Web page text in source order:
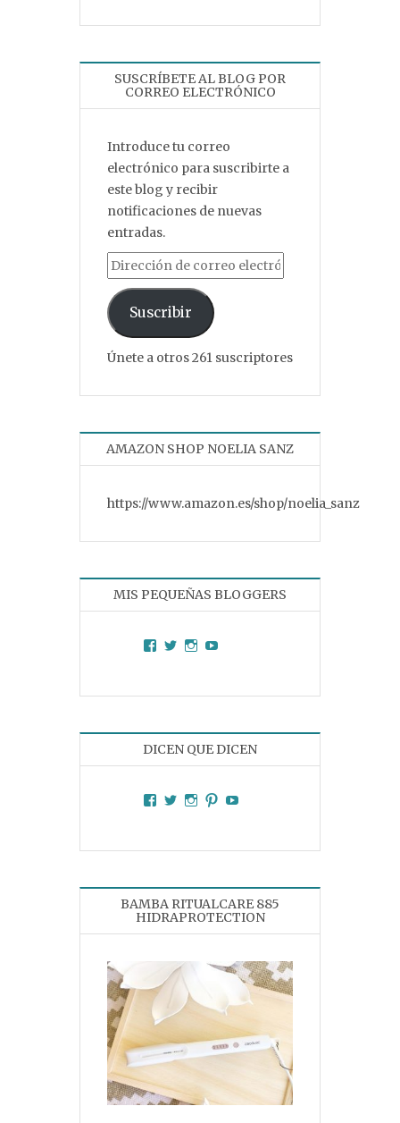
SUSCRÍBETE AL BLOG POR
CORREO ELECTRÓNICO
Introduce tu correo
electrónico para suscribirte a
este blog y recibir
notificaciones de nuevas
entradas.
Dirección de correo electrónico
Suscribir
Únete a otros 261 suscriptores
AMAZON SHOP NOELIA SANZ
https://www.amazon.es/shop/noelia_sanz
MIS PEQUEÑAS BLOGGERS
Facebook
TwitterInstagram
DICEN QUE DICEN
Facebook
TwitterInstagram
Pinterest
BAMBA RITUALCARE 885
HIDRAPROTECTION